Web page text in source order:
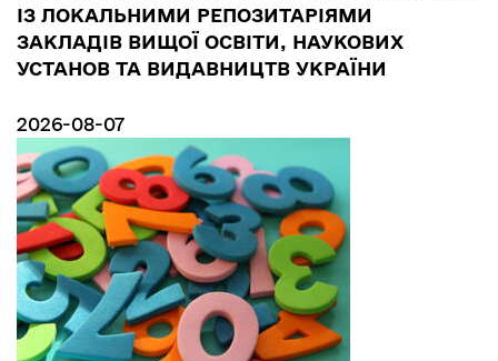
ІЗ ЛОКАЛЬНИМИ РЕПОЗИТАРІЯМИ
ЗАКЛАДІВ ВИЩОЇ ОСВІТИ, НАУКОВИХ
УСТАНОВ ТА ВИДАВНИЦТВ УКРАЇНИ
2026-08-07